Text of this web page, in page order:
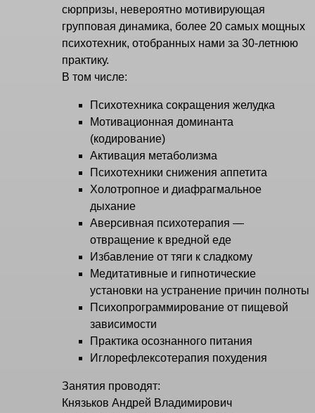
сюрпризы, невероятно мотивирующая
групповая динамика, более 20 самых мощных
психотехник, отобранных нами за 30-летнюю
практику.
В том числе:
Психотехника сокращения желудка
Мотивационная доминанта
(кодирование)
Активация метаболизма
Психотехники снижения аппетита
Холотропное и диафрагмальное
дыхание
Аверсивная психотерапия —
отвращение к вредной еде
Избавление от тяги к сладкому
Медитативные и гипнотические
установки на устранение причин полноты
Психопрограммирование от пищевой
зависимости
Практика осознанного питания
Иглорефлексотерапия похудения
Занятия проводят:
Князьков Андрей Владимирович